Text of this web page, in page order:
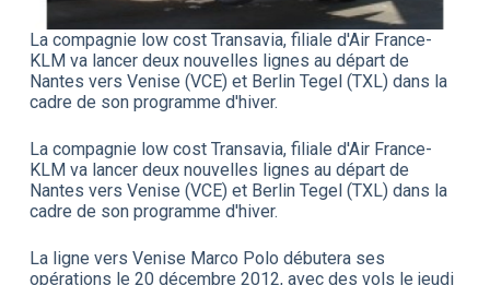
La compagnie low cost Transavia, filiale d'Air France-
KLM va lancer deux nouvelles lignes au départ de
Nantes vers Venise (VCE) et Berlin Tegel (TXL) dans la
cadre de son programme d'hiver.
La compagnie low cost Transavia, filiale d'Air France-
KLM va lancer deux nouvelles lignes au départ de
Nantes vers Venise (VCE) et Berlin Tegel (TXL) dans la
cadre de son programme d'hiver.
La ligne vers Venise Marco Polo débutera ses
opérations le 20 décembre 2012, avec des vols le jeudi